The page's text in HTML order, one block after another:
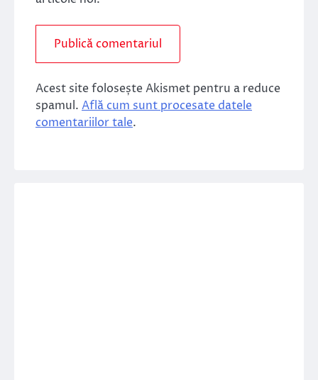
Acest site folosește Akismet pentru a reduce
spamul. Află cum sunt procesate datele
comentariilor tale.